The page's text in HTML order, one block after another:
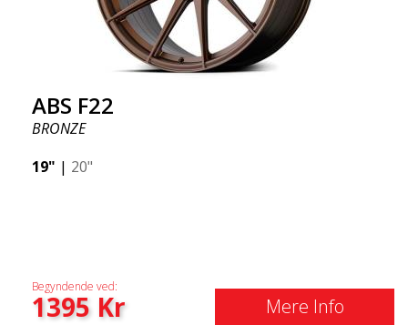
ABS F22
BRONZE
19" | 20"
Begyndende ved:
1395Kr Mere Info